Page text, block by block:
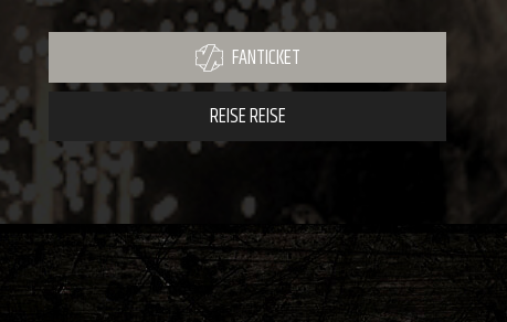
FANTICKET
REISE REISE